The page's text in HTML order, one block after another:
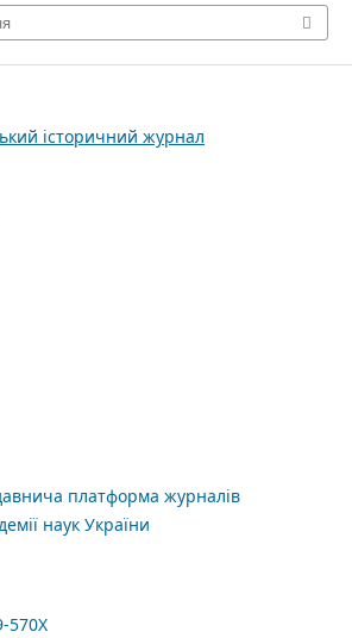
історичний журнал
платформа журналів
наук України
570X